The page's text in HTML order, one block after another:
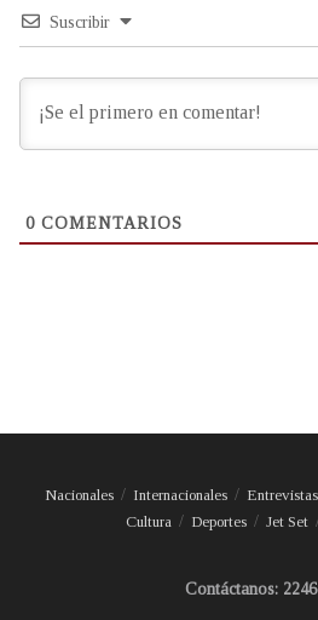
Suscribir
0 COMENTARIOS
Nacionales Internacionales Entrevistas
Cultura
Deportes Jet Set
Contáctanos: